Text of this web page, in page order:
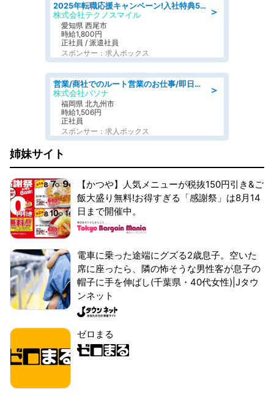
＞
2025年転職応援キャンペーン!入社特典58万円/デンソーで働こう!自動車工場で小型部品の検査業務 denso aichi
株式会社テクノスマイル
愛知県 西尾市
時給1,800円
正社員 / 派遣社員
スポンサー：求人ボックス
＞
営業/商社でのルート営業のお仕事/即日勤務可/車通勤可/営業
株式会社パソナ
福岡県 北九州市
時給1,506円
正社員
スポンサー：求人ボックス
姉妹サイト
【かつや】人気メニューが税抜150円引き&ご
飯大盛り無料!お得すぎる「感謝祭」は8月14
日まで開催中。
電車に乗った途端にグズる2歳息子。空いた
席に座ったら、隣の怖そうな男性客が息子の
帽子に手を伸ばし(千葉県・40代女性)|Jタウ
ンネット
ゼロまる